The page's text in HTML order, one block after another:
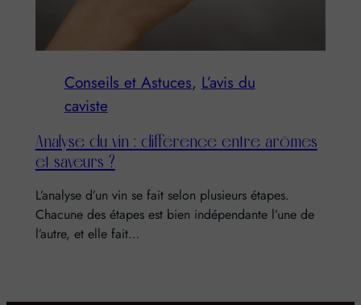
Conseils et Astuces, L’avis du
caviste
Analyse du vin : différence entre arômes
et saveurs ?
L’analyse d’un vin se fait selon plusieurs étapes.
Chacune des étapes est bien indépendante l’une de
l’autre, et elle fait…